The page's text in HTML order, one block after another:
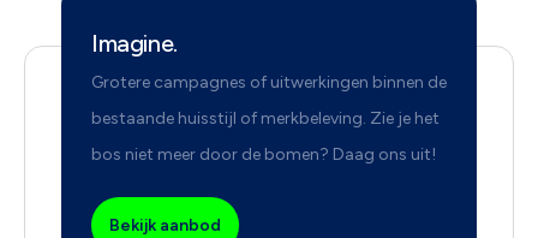
Imagine.
Grotere campagnes of uitwerkingen binnen de
bestaande huisstijl of merkbeleving. Zie je het
bos niet meer door de bomen? Daag ons uit!
Bekijk aanbod